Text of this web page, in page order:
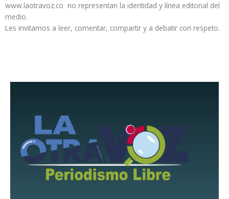
www.laotravoz.co no representan la identidad y línea editorial del
medio.
Les invitamos a leer, comentar, compartir y a debatir con respeto.